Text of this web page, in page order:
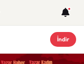
İndir